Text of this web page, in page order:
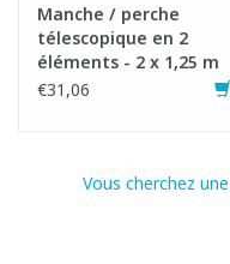
Manche / perche
télescopique en 2
éléments - 2 x 1,25 m
€31,06
Vous cherchez